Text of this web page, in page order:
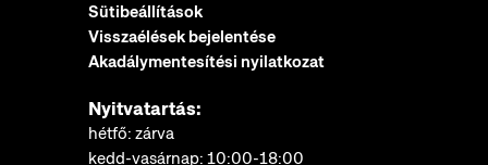
Sütibeállítások
Visszaélések bejelentése
Akadálymentesítési nyilatkozat
Nyitvatartás:
hétfő: zárva
kedd-vasárnap: 10:00-18:00